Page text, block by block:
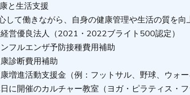
と生活支援
して働きながら、自身の健康管理や生活の質を向
営優良法人（2021・2022ブライト500認定）
ンフルエンザ予防接種費用補助
康診断費用補助
康増進活動支援金（例：フットサル、野球、ウォー
日に開催のカルチャー教室（ヨガ・ピラティス・